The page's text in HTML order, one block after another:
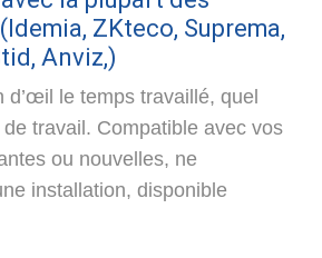
ZKteco, Suprema,
Anviz,)
d’œil le temps travaillé, quel
travail. Compatible avec vos
ou nouvelles, ne
installation, disponible